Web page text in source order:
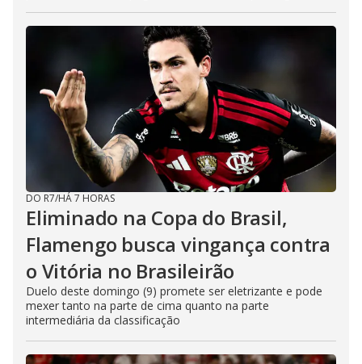
DO R7/HÁ 7 HORAS
Eliminado na Copa do Brasil,
Flamengo busca vingança contra
o Vitória no Brasileirão
Duelo deste domingo (9) promete ser eletrizante e pode
mexer tanto na parte de cima quanto na parte
intermediária da classificação